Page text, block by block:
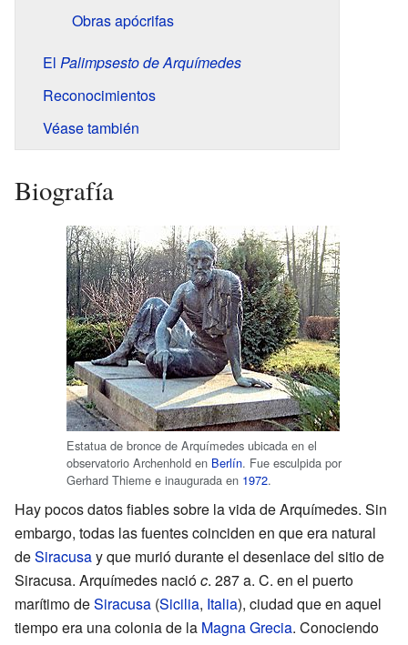
Obras apócrifas
El Palimpsesto de Arquímedes
Reconocimientos
Véase también
Biografía
Estatua de bronce de Arquímedes ubicada en el
observatorio Archenhold en Berlín. Fue esculpida por
Gerhard Thieme e inaugurada en 1972.
Hay pocos datos fiables sobre la vida de Arquímedes. Sin
embargo, todas las fuentes coinciden en que era natural
deSiracusay que murió durante el desenlace del sitio de
Siracusa. Arquímedes nacióc. 287 a. C. en el puerto
marítimo deSiracusa (Sicilia, Italia), ciudad que en aquel
tiempo era una colonia de la Magna Grecia. Conociendo